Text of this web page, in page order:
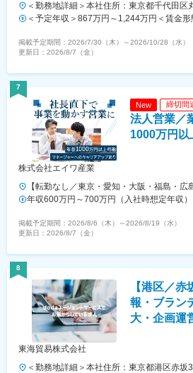
＜勤務地詳細＞本社住所：東京都千代田区
務地最寄駅：JR線／東京駅受動喫煙対策
＜予定年収＞867万円～1,244万円＜賃金
額（基本給）：534,000円～727,000円＜
＜昇給有無＞有＜残業手当＞有＜給与補足
回■別途役職手当あり賃金はあくまでも目
掲載予定期間： 2026/7/30（木） ～2026/10/28（水）
更新日： 2026/8/7（金）
7
New 締切間
法人営業／
1000万円以
株式会社エイワ産業
【転勤なし／東京・愛知・大阪・福島・
通勤OK ★U・Iターン歓迎 ★直行直帰OK■
珂2-1-8■東京支店東京都港区芝1-12-7 芝
県名古屋市中村区則武1-19-13 KSビル7階■
区西宮原2-2-2 ゆめっせ新大阪4階6号■福
郡広川町大字藤田1568-1※受動喫煙防止対
年収600万円～700万円（入社時想定年収
掲載予定期間： 2026/8/6（木） ～2026/8/19（水）
更新日： 2026/8/7（金）
8
【港区／
報・ブラン
大・企画運
東海貿易株式会社
＜勤務地詳細＞本社住所：東京都港区赤坂